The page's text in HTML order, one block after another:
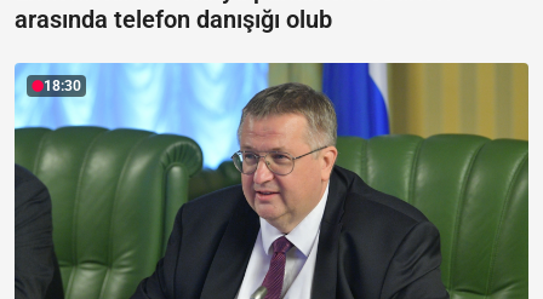
arasında telefon danışığı olub
18:30